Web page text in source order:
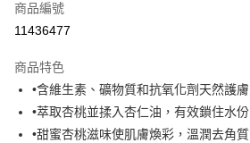
信用卡一次付款
Apple Pay
街口支付
商品編號
11436477
商品特色
•含維生素、礦物質和抗氧化劑天然護膚
•萃取杏桃並揉入杏仁油，有效鎖住水份
•甜蜜杏桃滋味使肌膚煥彩，溫潤去角質